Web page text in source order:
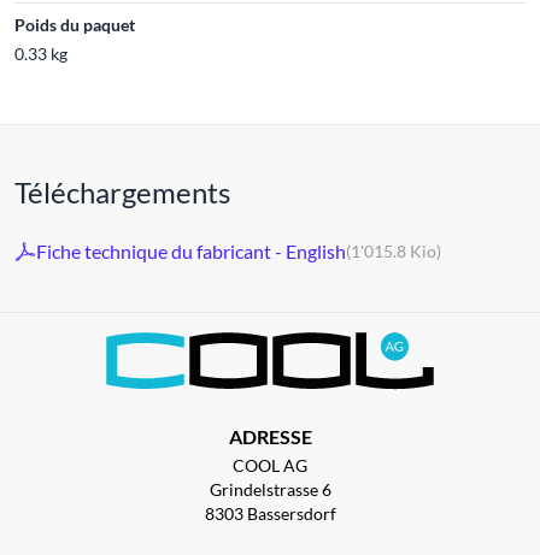
Poids du paquet
0.33 kg
Téléchargements
Fiche technique du fabricant - English(1'015.8 Kio)
ADRESSE
COOL AG
Grindelstrasse 6
8303 Bassersdorf